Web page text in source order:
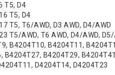
T5, D4
T5, D4
T5, T6/AWD, D3 AWD, D4/AWD
T5/AWD, T6 AWD, D4/AWD,
B4204T10, B4204T11,
B4204T27, B4204T29,
D4204T14, D4204T23